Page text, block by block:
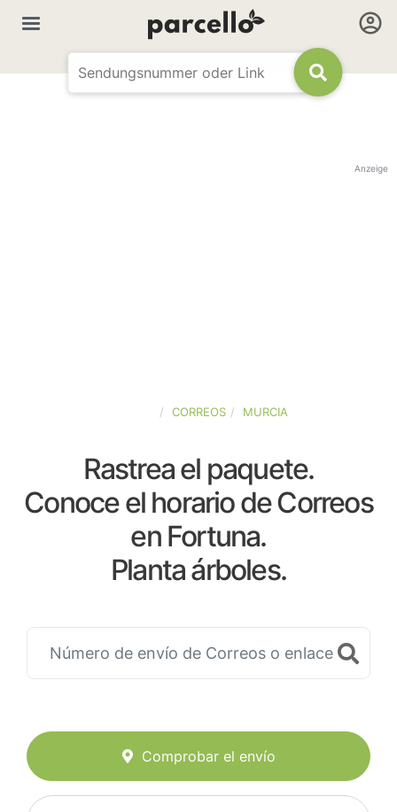
Anzeige
CORREOS MURCIA
Rastrea el paquete.
Conoce el horario de Correos
en Fortuna.
Planta árboles.
Comprobar el envío